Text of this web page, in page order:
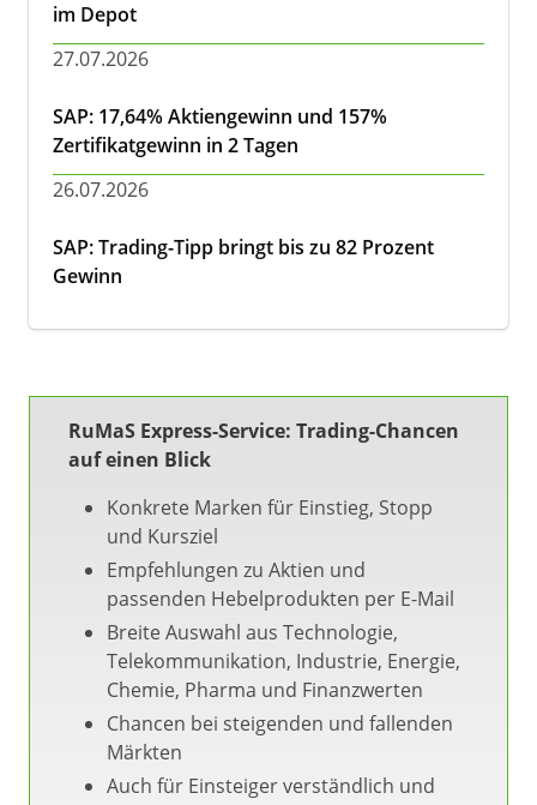
im Depot
27.07.2026
SAP: 17,64% Aktiengewinn und 157%
Zertifikatgewinn in 2 Tagen
26.07.2026
SAP: Trading-Tipp bringt bis zu 82 Prozent
Gewinn
RuMaS Express-Service: Trading-Chancen
auf einen Blick
Konkrete Marken für Einstieg, Stopp
und Kursziel
Empfehlungen zu Aktien und
passenden Hebelprodukten per E-Mail
Breite Auswahl aus Technologie,
Telekommunikation, Industrie, Energie,
Chemie, Pharma und Finanzwerten
Chancen bei steigenden und fallenden
Märkten
Auch für Einsteiger verständlich und